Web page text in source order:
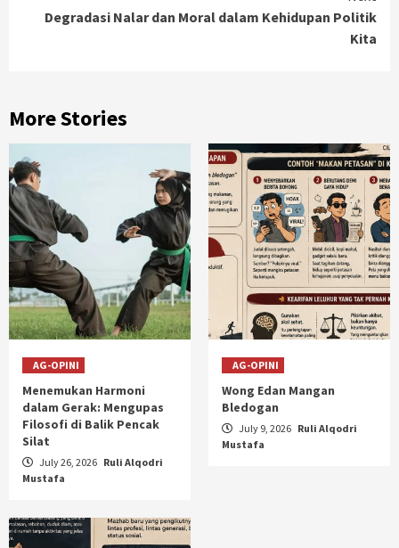
Degradasi Nalar dan Moral dalam Kehidupan Politik
Kita
More Stories
AG-OPINI
Menemukan Harmoni
dalam Gerak: Mengupas
Filosofi di Balik Pencak
Silat
July 26, 2026 Ruli Alqodri
Mustafa
AG-OPINI
Wong Edan Mangan
Bledogan
July 9, 2026 Ruli Alqodri
Mustafa